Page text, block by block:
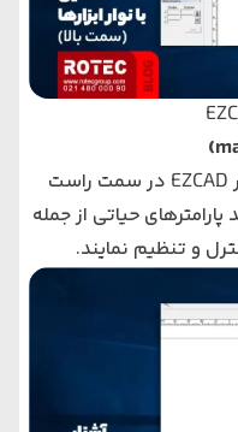
سومین نوار ابزار کلیدی در نرم‌ افزار EZCAD در سمت راست
پارامترهای حیاتی از جمله
و تنظیم نمایند.